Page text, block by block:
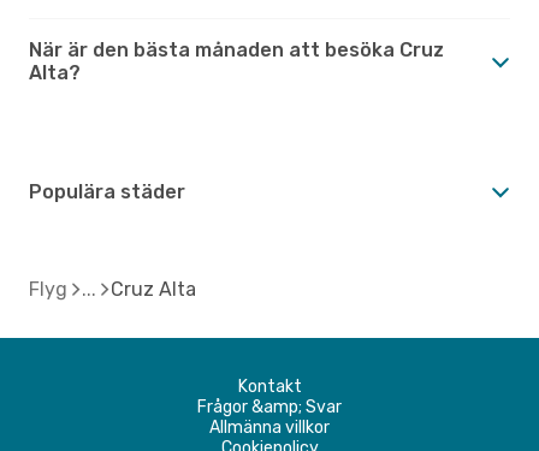
När är den bästa månaden att besöka Cruz
Alta?
Populära städer
Flyg Cruz Alta
Kontakt
Frågor &amp; Svar
Allmänna villkor